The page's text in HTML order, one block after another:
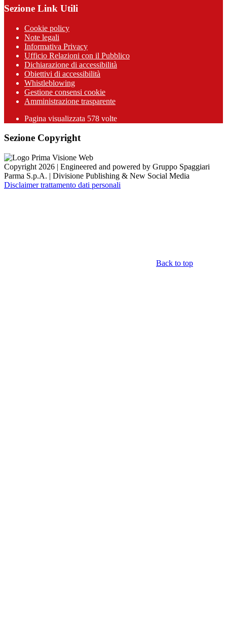
Sezione Link Utili
Cookie policy
Note legali
Informativa Privacy
Ufficio Relazioni con il Pubblico
Dichiarazione di accessibilità
Obiettivi di accessibilità
Whistleblowing
Gestione consensi cookie
Amministrazione trasparente
Pagina visualizzata 578 volte
Sezione Copyright
Copyright 2026 | Engineered and powered by Gruppo Spaggiari
Parma S.p.A. | Divisione Publishing & New Social Media
Disclaimer trattamento dati personali
Back to top